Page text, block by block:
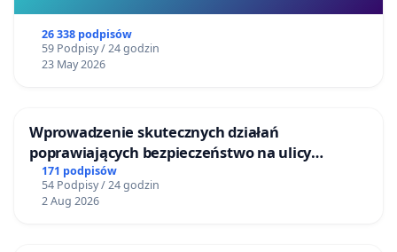
26 338 podpisów
59 Podpisy / 24 godzin
23 May 2026
Wprowadzenie skutecznych działań
poprawiających bezpieczeństwo na ulicy
Żeromskiego w Otwocku
171 podpisów
54 Podpisy / 24 godzin
2 Aug 2026